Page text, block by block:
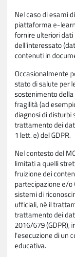
Nel caso di esami
piattaforma e-
fornire ulteriori
dell'interessato
contenuti in
Occasionalmente
stato di salute per
sostenimento
fragilità (ad
diagnosi di disturbi
trattamento dei
1 lett. e) del GDPR.
Nel contesto del
limitati a quelli
fruizione dei
partecipazione e/o
sistemi di
ufficiali, né il
trattamento dei
2016/679 (GDPR),
l'esecuzione di un
educativa.